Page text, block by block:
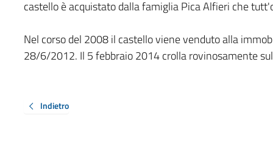
castello è acquistato dalla famiglia Pica Alfieri che
Nel corso del 2008 il castello viene venduto alla
28/6/2012. Il 5 febbraio 2014 crolla rovinosamente
Indietro